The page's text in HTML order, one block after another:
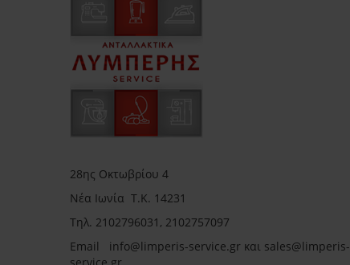
28ης Οκτωβρίου 4
Νέα Ιωνία Τ.Κ. 14231
Τηλ. 2102796031, 2102757097
Email info@limperis-service.gr και sales@limperis-
service.gr